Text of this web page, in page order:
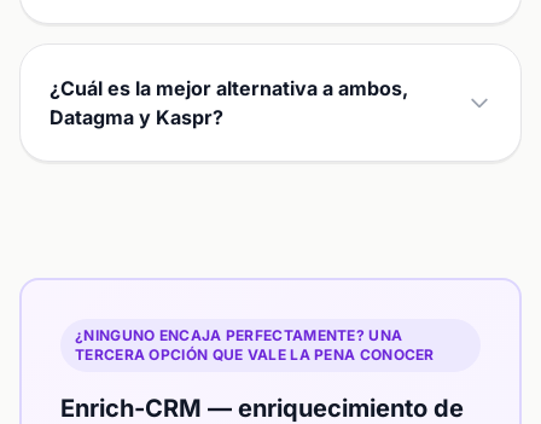
¿Cuál es la mejor alternativa a ambos,
Datagma y Kaspr?
¿NINGUNO ENCAJA PERFECTAMENTE? UNA
TERCERA OPCIÓN QUE VALE LA PENA CONOCER
Enrich-CRM — enriquecimiento de